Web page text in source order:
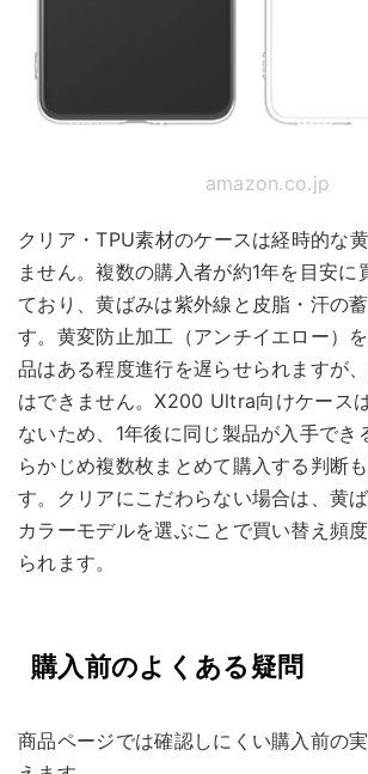
amazon.co.jp
クリア・TPU素材のケースは経時的な
ません。複数の購入者が約1年を目安に
ており、黄ばみは紫外線と皮脂・汗の
す。黄変防止加工（アンチイエロー）
品はある程度進行を遅らせられますが
はできません。X200 Ultra向けケース
ないため、1年後に同じ製品が入手でき
らかじめ複数枚まとめて購入する判断
す。クリアにこだわらない場合は、黄
カラーモデルを選ぶことで買い替え頻
られます。
購入前のよくある疑問
商品ページでは確認しにくい購入前の